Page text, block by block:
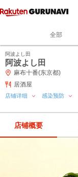
全部
阿波よし田
阿波よし田
麻布十番(东京都)
居酒屋
店铺详细 感染预防
店铺概要